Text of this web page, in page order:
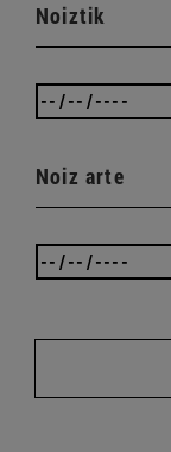
Noiztik
Noiz arte